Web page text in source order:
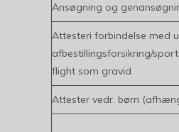
Ansøgning og
Attesteri forbindelse med
afbestillingsforsikring/
flight som gravid
Attester vedr. børn